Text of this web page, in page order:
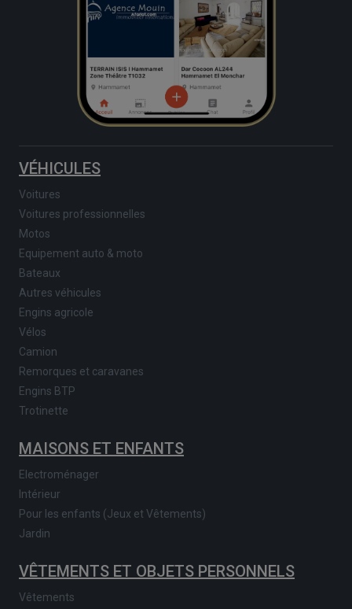
VÉHICULES
Voitures
Voitures professionnelles
Motos
Equipement auto & moto
Bateaux
Autres véhicules
Engins agricole
Vélos
Camion
Remorques et caravanes
Engins BTP
Trotinette
MAISONS ET ENFANTS
Electroménager
Intérieur
Pour les enfants (Jeux et Vêtements)
Jardin
VÊTEMENTS ET OBJETS PERSONNELS
Vêtements